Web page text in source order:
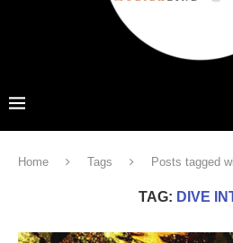
Home Tags Posts tagged
TAG: DIVE